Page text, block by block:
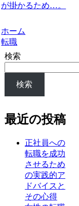
が掛かるため…。
ホーム
転職
検索
検索
最近の投稿
正社員への
転職を成功
させるため
の実践的ア
ドバイスと
その心得